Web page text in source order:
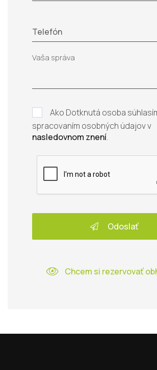
Telefón
Ako Dotknutá osoba
spracovaním osobných údajov v
nasledovnom znení.
Odoslať
Chcem si rezervovať